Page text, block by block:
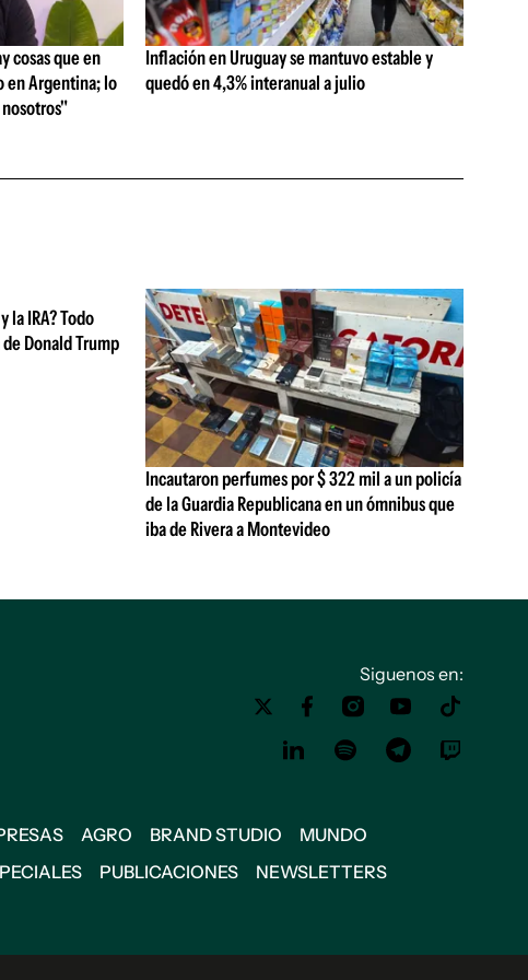
cosas que en
en Argentina; lo
Inflación en Uruguay se mantuvo estable y
quedó en 4,3% interanual a julio
la IRA? Todo
Donald Trump
Incautaron perfumes por $ 322 mil a un policía
de la Guardia Republicana en un ómnibus que
iba de Rivera a Montevideo
Siguenos en:
AGRO BRAND STUDIO
MUNDO
PUBLICACIONES
NEWSLETTERS